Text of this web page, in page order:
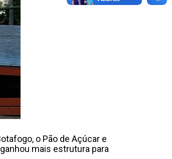
o Pão de Açúcar e
mais estrutura para